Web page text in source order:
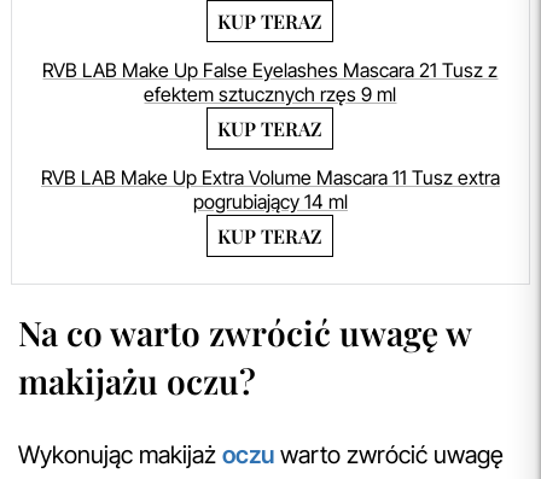
KUP TERAZ
RVB LAB Make Up False Eyelashes Mascara 21 Tusz z
efektem sztucznych rzęs 9 ml
KUP TERAZ
RVB LAB Make Up Extra Volume Mascara 11 Tusz extra
pogrubiający 14 ml
KUP TERAZ
Na co warto zwrócić uwagę w
makijażu oczu?
Wykonując makijaż oczu warto zwrócić uwagę